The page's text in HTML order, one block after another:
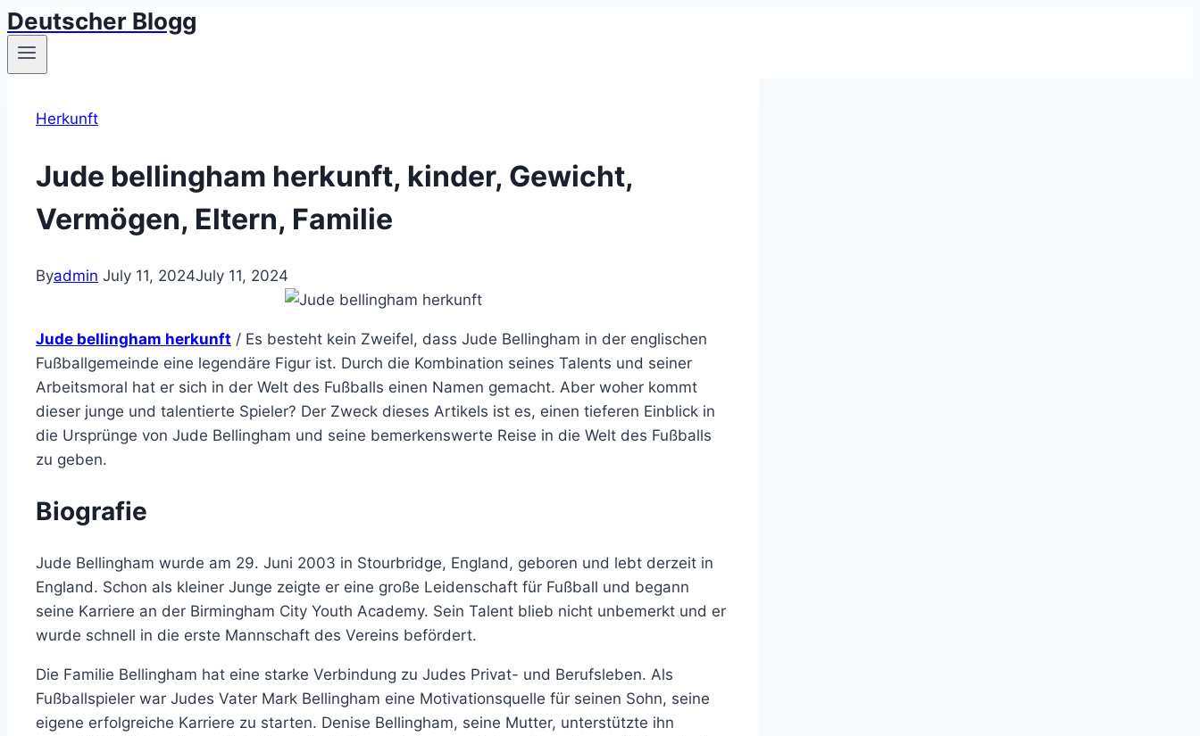
Skip
to
Deutscher Blogg
Herkunft
Jude bellingham herkunft, kinder, Gewicht,
Vermögen, Eltern, Familie
Byadmin July 11, 2024July 11, 2024
Jude bellingham herkunft / Es besteht kein Zweifel, dass Jude Bellingham in der englischen
Fußballgemeinde eine legendäre Figur ist. Durch die Kombination seines Talents und seiner
Arbeitsmoral hat er sich in der Welt des Fußballs einen Namen gemacht. Aber woher kommt
dieser junge und talentierte Spieler? Der Zweck dieses Artikels ist es, einen tieferen Einblick in
die Ursprünge von Jude Bellingham und seine bemerkenswerte Reise in die Welt des Fußballs
zu geben.
Biografie
Jude Bellingham wurde am 29. Juni 2003 in Stourbridge, England, geboren und lebt derzeit in
England. Schon als kleiner Junge zeigte er eine große Leidenschaft für Fußball und begann
seine Karriere an der Birmingham City Youth Academy. Sein Talent blieb nicht unbemerkt und er
wurde schnell in die erste Mannschaft des Vereins befördert.
Die Familie Bellingham hat eine starke Verbindung zu Judes Privat- und Berufsleben. Als
Fußballspieler war Judes Vater Mark Bellingham eine Motivationsquelle für seinen Sohn, seine
eigene erfolgreiche Karriere zu starten. Denise Bellingham, seine Mutter, unterstützte ihn